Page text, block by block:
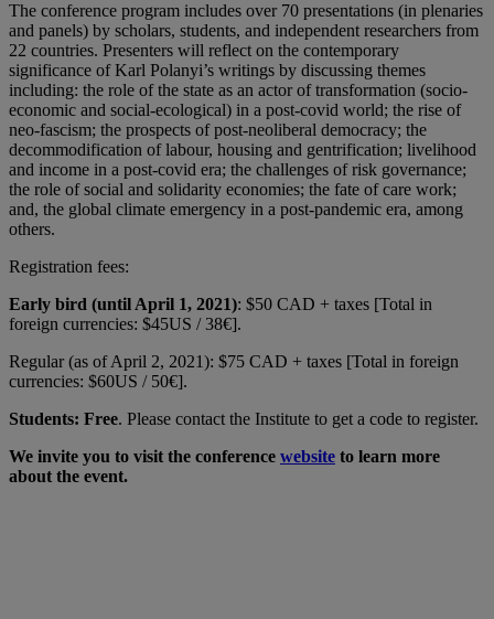
The conference program includes over 70 presentations (in plenaries
and panels) by scholars, students, and independent researchers from
22 countries. Presenters will reflect on the contemporary
significance of Karl Polanyi’s writings by discussing themes
including: the role of the state as an actor of transformation (socio-
economic and social-ecological) in a post-covid world; the rise of
neo-fascism; the prospects of post-neoliberal democracy; the
decommodification of labour, housing and gentrification; livelihood
and income in a post-covid era; the challenges of risk governance;
the role of social and solidarity economies; the fate of care work;
and, the global climate emergency in a post-pandemic era, among
others.
Registration fees:
Early bird (until April 1, 2021): $50 CAD + taxes [Total in
foreign currencies: $45US / 38€].
Regular (as of April 2, 2021): $75 CAD + taxes [Total in foreign
currencies: $60US / 50€].
Students: Free. Please contact the Institute to get a code to register.
We invite you to visit the conference website to learn more
about the event.